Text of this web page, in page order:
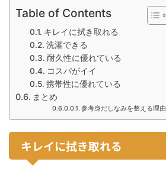
Table of Contents
キレイに拭き取れる
洗濯できる
耐久性に優れている
コスパがイイ
携帯性に優れている
まとめ
参考身だしなみを整える理由
キレイに拭き取れる